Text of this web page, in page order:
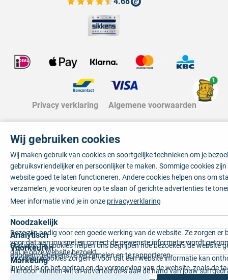
Bekijk de verfplaza beoordelingen
Privacy verklaring Algemene voorwaarden
Wij gebruiken cookies
Wij maken gebruik van cookies en soortgelijke technieken om je
gebruiksvriendelijker en persoonlijker te maken. Sommige cookies
website goed te laten functioneren. Andere cookies helpen ons om
verzamelen, je voorkeuren op te slaan of gerichte advertenties te
Meer informatie vind je in onze privacyverklaring
Noodzakelijk
Deze zijn nodig voor een goede werking van de website. Ze zorgen er
voor dat aan jou snel en correct de gewenste informatie wordt
dat je onze website bezoekt.
Analytisch
Statistische cookies helpen ons begrijpen hoe bezoekers de website
anoniem gegevens te verzamelen en te rapporteren.
Voorkeuren
Voorkeurscookies zorgen ervoor dat een website informatie kan
invloed is op het gedrag en de vormgeving van de website, zoals de
voorkeur of de regio waar u woont.
Marketing
Hierdoor kunnen wij en adverteerders aan de hand van jouw
1